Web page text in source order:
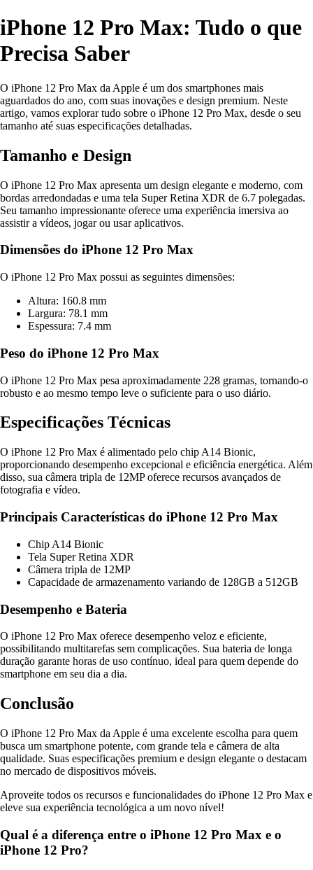
iPhone 12 Pro Max: Tudo o que
Precisa Saber
O iPhone 12 Pro Max da Apple é um dos smartphones mais
aguardados do ano, com suas inovações e design premium. Neste
artigo, vamos explorar tudo sobre o iPhone 12 Pro Max, desde o seu
tamanho até suas especificações detalhadas.
Tamanho e Design
O iPhone 12 Pro Max apresenta um design elegante e moderno, com
bordas arredondadas e uma tela Super Retina XDR de 6.7 polegadas.
Seu tamanho impressionante oferece uma experiência imersiva ao
assistir a vídeos, jogar ou usar aplicativos.
Dimensões do iPhone 12 Pro Max
O iPhone 12 Pro Max possui as seguintes dimensões:
Altura: 160.8 mm
Largura: 78.1 mm
Espessura: 7.4 mm
Peso do iPhone 12 Pro Max
O iPhone 12 Pro Max pesa aproximadamente 228 gramas, tornando-o
robusto e ao mesmo tempo leve o suficiente para o uso diário.
Especificações Técnicas
O iPhone 12 Pro Max é alimentado pelo chip A14 Bionic,
proporcionando desempenho excepcional e eficiência energética. Além
disso, sua câmera tripla de 12MP oferece recursos avançados de
fotografia e vídeo.
Principais Características do iPhone 12 Pro Max
Chip A14 Bionic
Tela Super Retina XDR
Câmera tripla de 12MP
Capacidade de armazenamento variando de 128GB a 512GB
Desempenho e Bateria
O iPhone 12 Pro Max oferece desempenho veloz e eficiente,
possibilitando multitarefas sem complicações. Sua bateria de longa
duração garante horas de uso contínuo, ideal para quem depende do
smartphone em seu dia a dia.
Conclusão
O iPhone 12 Pro Max da Apple é uma excelente escolha para quem
busca um smartphone potente, com grande tela e câmera de alta
qualidade. Suas especificações premium e design elegante o destacam
no mercado de dispositivos móveis.
Aproveite todos os recursos e funcionalidades do iPhone 12 Pro Max e
eleve sua experiência tecnológica a um novo nível!
Qual é a diferença entre o iPhone 12 Pro Max e o
iPhone 12 Pro?